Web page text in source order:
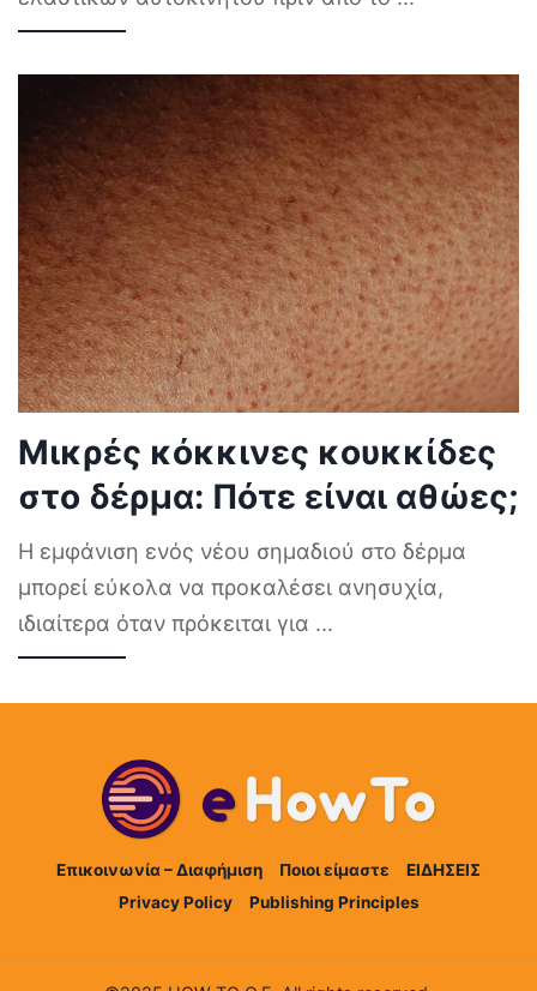
Μικρές κόκκινες κουκκίδες
στο δέρμα: Πότε είναι αθώες;
Η εμφάνιση ενός νέου σημαδιού στο δέρμα
μπορεί εύκολα να προκαλέσει ανησυχία,
ιδιαίτερα όταν πρόκειται για ...
Επικοινωνία – Διαφήμιση Ποιοι είμαστε
ΕΙΔΗΣΕΙΣ
Privacy Policy
Publishing Principles